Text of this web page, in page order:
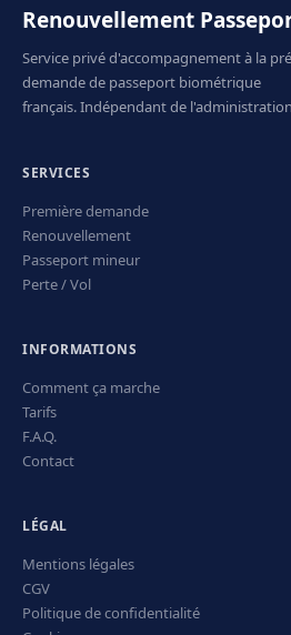
Renouvellement
Service privé d'accompagnement à la
demande de passeport biométrique
français. Indépendant de
SERVICES
Première demande
Renouvellement
Passeport mineur
Perte / Vol
INFORMATIONS
Comment ça marche
Tarifs
F.A.Q.
Contact
LÉGAL
Mentions légales
CGV
Politique de confidentialité